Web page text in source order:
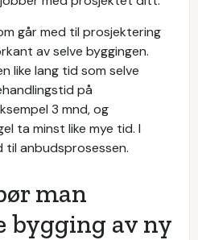
går med til prosjektering
av selve byggingen.
like lang tid som selve
på
3 mnd, og
ta minst like mye tid. I
til anbudsprosessen.
man
bygging av ny